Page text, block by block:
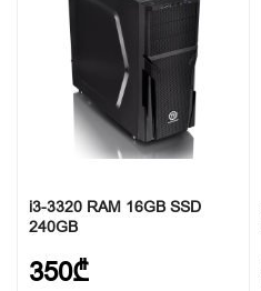
i3-3320 RAM 16GB SSD
240GB
350₾